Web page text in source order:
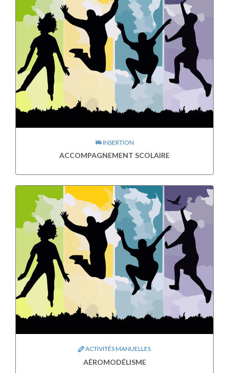
INSERTION
ACCOMPAGNEMENT SCOLAIRE
ACTIVITÉS MANUELLES
AÉROMODÉLISME